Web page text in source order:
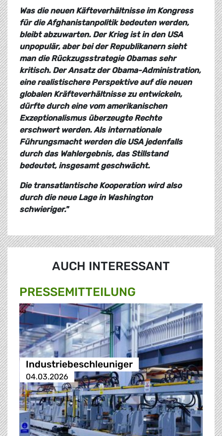
Was die neuen Käfteverhältnisse im Kongress
für die Afghanistanpolitik bedeuten werden,
bleibt abzuwarten. Der Krieg ist in den USA
unpopulär, aber bei der Republikanern sieht
man die Rückzugsstrategie Obamas sehr
kritisch. Der Ansatz der Obama-Administration,
eine realistischere Perspektive auf die neuen
globalen Kräfteverhältnisse zu entwickeln,
dürfte durch eine vom amerikanischen
Exzeptionalismus überzeugte Rechte
erschwert werden. Als internationale
Führungsmacht werden die USA jedenfalls
durch das Wahlergebnis, das Stillstand
bedeutet, insgesamt geschwächt.
Die transatlantische Kooperation wird also
durch die neue Lage in Washington
schwieriger."
AUCH INTERESSANT
PRESSE­MITTEILUNG
Industriebeschleuniger
04.03.2026